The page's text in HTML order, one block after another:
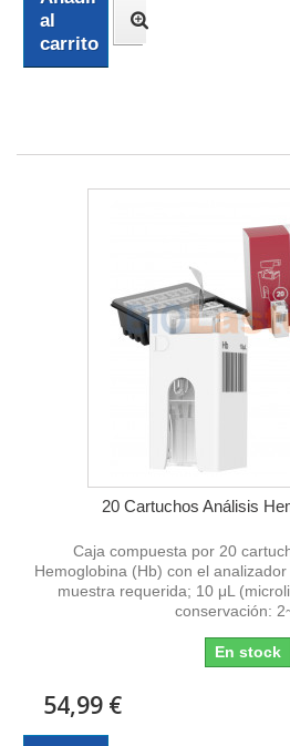
al
carrito
20 Cartuchos Análisis
Caja compuesta por 20
Hemoglobina (Hb) con el
muestra requerida; 10 μL
conservación:
En stock
54,99 €